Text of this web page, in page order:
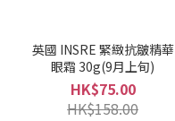
英國 INSRE 緊緻抗皺精華
眼霜 30g(9月上旬)
HK$75.00
HK$158.00